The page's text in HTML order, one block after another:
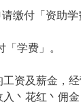
缴付「资助学
学费」。
资及薪金，
丶花红丶佣